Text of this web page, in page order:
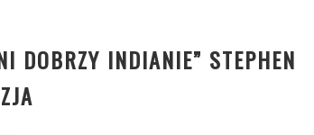
DOBRZY INDIANIE” STEPHEN